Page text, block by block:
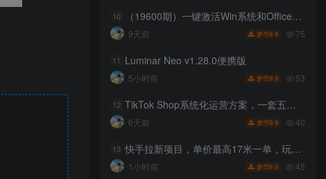
10 （19600期）一键激活Win系统和Office办公软件，最强电脑激活KMS HUE工具，免费永久可用，支持win系统使用
9天前 梦币9.9 75
11 Luminar Neo v1.28.0便携版
5小时前 梦币9.9 53
12 TikTok Shop系统化运营方案，一套五步走的方法，帮你在TikTok Shop上快速把销售额做起来【原创双语字幕】
6天前 梦币9.9 40
13 快手拉新项目，单价最高17米一单，玩法简单，0基础也能轻松上手（更新08月07日）
1小时前 梦币9.9 45